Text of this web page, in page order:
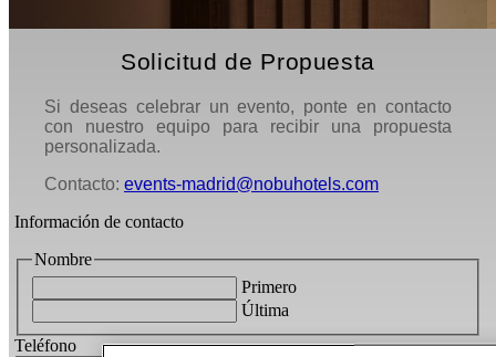
Solicitud de Propuesta
Si deseas celebrar un evento, ponte en contacto
con nuestro equipo para recibir una propuesta
personalizada.
Contacto: events-madrid@nobuhotels.com
Información de contacto
Nombre
Primero
Última
Teléfono